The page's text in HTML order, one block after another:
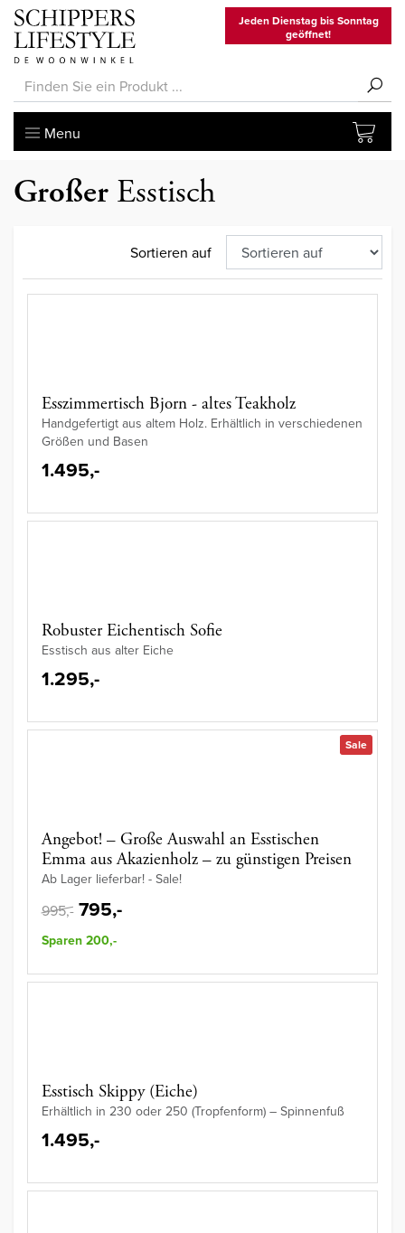
Jeden Dienstag bis Sonntag
geöffnet!
Menu
Großer Esstisch
Sortieren auf
Esszimmertisch Bjorn - altes Teakholz
Handgefertigt aus altem Holz. Erhältlich in verschiedenen
Größen und Basen
1.495,-
Robuster Eichentisch Sofie
Esstisch aus alter Eiche
1.295,-
Sale
Angebot! – Große Auswahl an Esstischen
Emma aus Akazienholz – zu günstigen Preisen
Ab Lager lieferbar! - Sale!
995,- 795,-
Sparen 200,-
Esstisch Skippy (Eiche)
Erhältlich in 230 oder 250 (Tropfenform) – Spinnenfuß
1.495,-